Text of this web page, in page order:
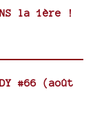
la 1ère !
#66 (août